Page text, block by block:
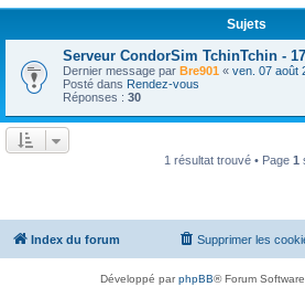
Sujets
Serveur CondorSim TchinTchin -
Dernier message par Bre901 « ven. 07 août
Posté dans Rendez-vous
Réponses : 30
1 résultat trouvé • Page 1
Index du forum Supprimer les
Développé parphpBB® Forum